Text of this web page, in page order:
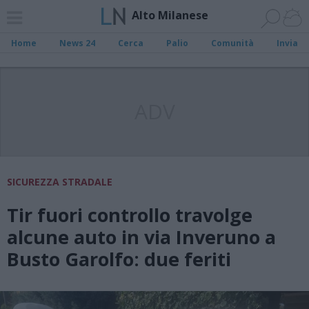
Alto Milanese
Home News 24 Cerca Palio Comunità Invia
SICUREZZA STRADALE
Tir fuori controllo travolge
alcune auto in via Inveruno a
Busto Garolfo: due feriti